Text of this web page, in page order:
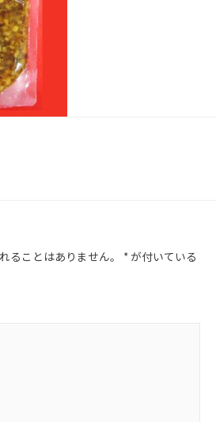
ることはありません。 * が付いている